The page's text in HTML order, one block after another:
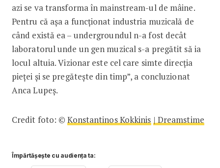
azi se va transforma în mainstream-ul de mâine.
Pentru că așa a funcționat industria muzicală de
când există ea – undergroundul n-a fost decât
laboratorul unde un gen muzical s-a pregătit să ia
locul altuia. Vizionar este cel care simte direcția
pieței și se pregătește din timp”, a concluzionat
Anca Lupeș.
Credit foto: ©Konstantinos Kokkinis | Dreamstime
Împărtășește cu audiența ta: